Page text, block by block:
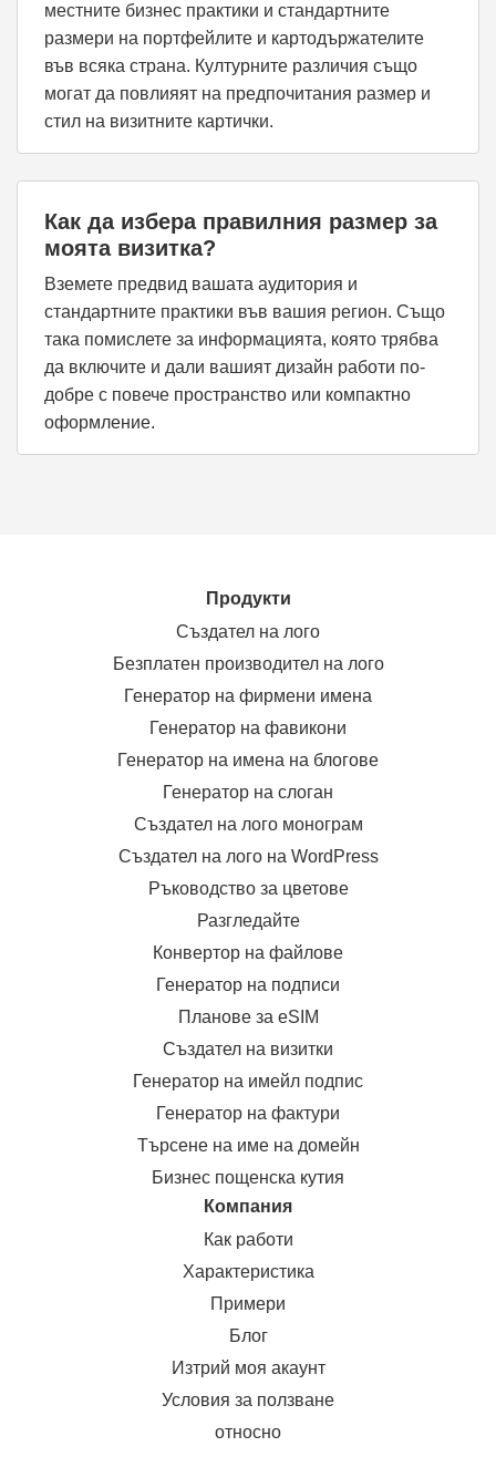
местните бизнес практики и стандартните
размери на портфейлите и картодържателите
във всяка страна. Културните различия също
могат да повлияят на предпочитания размер и
стил на визитните картички.
Как да избера правилния размер за
моята визитка?
Вземете предвид вашата аудитория и
стандартните практики във вашия регион. Също
така помислете за информацията, която трябва
да включите и дали вашият дизайн работи по-
добре с повече пространство или компактно
оформление.
Продукти
Създател на лого
Безплатен производител на лого
Генератор на фирмени имена
Генератор на фавикони
Генератор на имена на блогове
Генератор на слоган
Създател на лого монограм
Създател на лого на WordPress
Ръководство за цветове
Разгледайте
Конвертор на файлове
Генератор на подписи
Планове за eSIM
Създател на визитки
Генератор на имейл подпис
Генератор на фактури
Търсене на име на домейн
Бизнес пощенска кутия
Компания
Как работи
Характеристика
Примери
Блог
Изтрий моя акаунт
Условия за ползване
относно